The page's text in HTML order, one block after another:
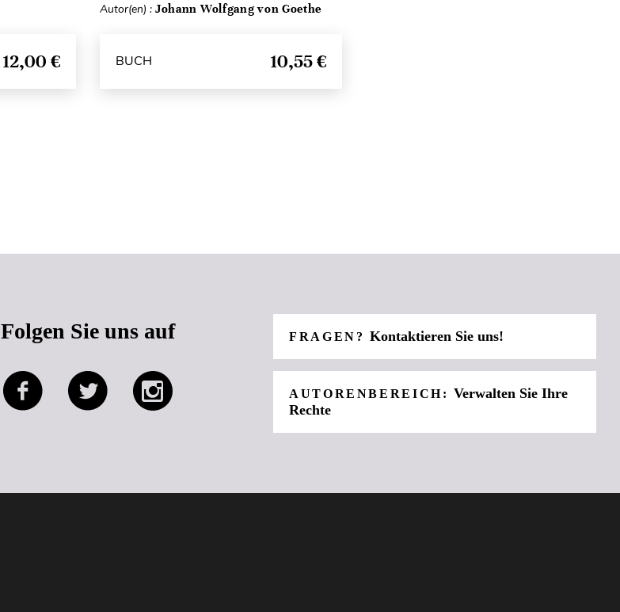
12,00 €
Autor(en) : Johann Wolfgang von Goethe
BUCH 10,55 €
Folgen Sie uns auf FRAGEN?Kontaktieren Sie uns!
AUTORENBEREICH:Verwalten Sie Ihre
Rechte